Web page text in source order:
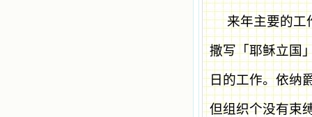
来年主要的工
撒写「耶稣立国
日的工作。依纳
但组织个没有束